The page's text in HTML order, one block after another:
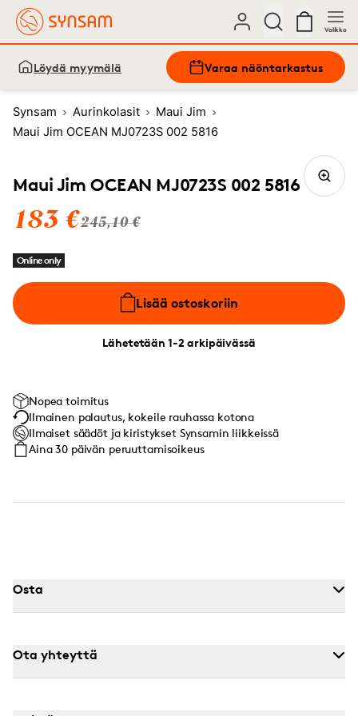
Valikko
Löydä myymälä Varaa näöntarkastus
Synsam Aurinkolasit
Maui Jim
Maui Jim OCEAN MJ0723S 002 5816
Maui Jim OCEAN MJ0723S 002 5816
183 €245,10 €
Online only
Lisää ostoskoriin
Lähetetään 1-2 arkipäivässä
Nopea toimitus
Ilmainen palautus, kokeile rauhassa kotona
Ilmaiset säädöt ja kiristykset Synsamin liikkeissä
Aina 30 päivän peruuttamisoikeus
Osta
Ota yhteyttä